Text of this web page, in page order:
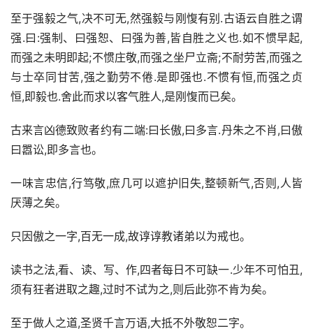
至于强毅之气,决不可无,然强毅与刚愎有别.古语云自胜之谓
强.曰:强制、曰强恕、曰强为善,皆自胜之义也.如不惯早起,
而强之未明即起;不惯庄敬,而强之坐尸立斋;不耐劳苦,而强之
与士卒同甘苦,强之勤劳不倦.是即强也.不惯有恒,而强之贞
恒,即毅也.舍此而求以客气胜人,是刚愎而已矣。
古来言凶德致败者约有二端:曰长傲,曰多言.丹朱之不肖,曰傲
曰嚣讼,即多言也。
一味言忠信,行笃敬,庶几可以遮护旧失,整顿新气,否则,人皆
厌薄之矣。
只因傲之一字,百无一成,故谆谆教诸弟以为戒也。
读书之法,看、读、写、作,四者每日不可缺一.少年不可怕丑,
须有狂者进取之趣,过时不试为之,则后此弥不肯为矣。
至于做人之道,圣贤千言万语,大抵不外敬恕二字。